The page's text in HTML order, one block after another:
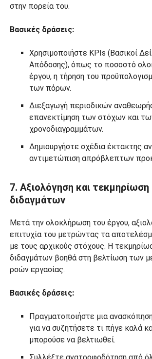
στην πορεία του.
Βασικές δράσεις:
Χρησιμοποιήστε KPIs (Βασικοί
Απόδοσης), όπως το ποσοστό
έργου, η τήρηση του
των πόρων.
Διεξαγωγή περιοδικών
επανεκτίμηση των στόχων και
χρονοδιαγραμμάτων.
Δημιουργήστε σχέδια έκτακτης
αντιμετώπιση απρόβλεπτων
7. Αξιολόγηση και
διδαγμάτων
Μετά την ολοκλήρωση του έργου,
επιτυχία του μετρώντας τα
με τους αρχικούς στόχους. Η
διδαγμάτων βοηθά στη βελτίωση των
ροών εργασίας.
Βασικές δράσεις:
Πραγματοποιήστε μια
για να συζητήσετε τι πήγε καλά
μπορούσε να βελτιωθεί.
Συλλέξτε ανατροφοδότηση από